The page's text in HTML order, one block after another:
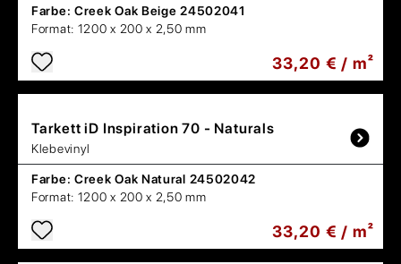
Farbe: Creek Oak Beige 24502041
Format: 1200 x 200 x 2,50 mm
33,20 € / m²
Tarkett iD Inspiration 70 - Naturals
Klebevinyl
Farbe: Creek Oak Natural 24502042
Format: 1200 x 200 x 2,50 mm
33,20 € / m²